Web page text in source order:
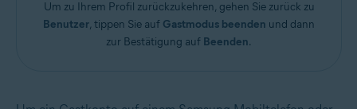
Um zu Ihrem Profil zurückzukehren, gehen Sie zurück zu
Benutzer, tippen Sie auf Gastmodus beenden und dann
zur Bestätigung auf Beenden.